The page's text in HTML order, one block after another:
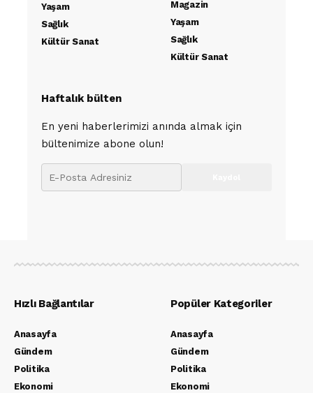
Yaşam
Sağlık
Kültür Sanat
Magazin
Yaşam
Sağlık
Kültür Sanat
Haftalık bülten
En yeni haberlerimizi anında almak için
bültenimize abone olun!
Hızlı Bağlantılar
Anasayfa
Gündem
Politika
Ekonomi
Popüler Kategoriler
Anasayfa
Gündem
Politika
Ekonomi